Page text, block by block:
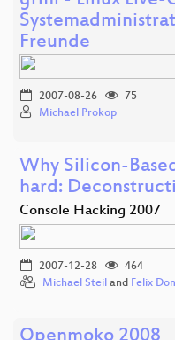
Freunde
2007-08-26
75
Michael Prokop
Why Silicon-
hard:
Console Hacking 2007
2007-12-28
464
Michael Steil and Felix